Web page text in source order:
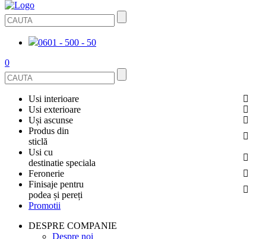
0601 - 500 - 50
0
Usi interioare
FURNIRUITE
SMALT
DIN LEMN DE PIN
DIN LEMN DE ARIN
Usi exterioare
USI METALICE
PENTRU APARTAMENT
PENTRU CASA
Uși ascunse
OGLINDIT
GRESIE PORȚELANATĂ
Produs din
sticlă
BALUSTRADE ȘI TREPTE
CABINE DE DUȘ ȘI PEREȚI DESPĂRȚITORI
PEREȚI DESPĂRȚITORI
Usi cu
destinatie speciala
USI ANTIFOC (ANTIINCENDIU)
Feronerie
ACCESORII
Finisaje pentru
podea și pereți
Promotii
DESPRE COMPANIE
Despre noi